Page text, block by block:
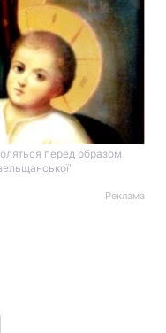
перед образом
Реклама